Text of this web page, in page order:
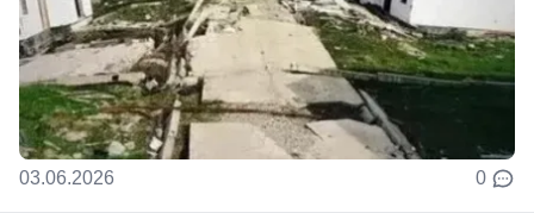
03.06.2026 0